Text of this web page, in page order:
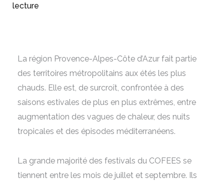
lecture
La région Provence-Alpes-Côte d’Azur fait partie
des territoires métropolitains aux étés les plus
chauds. Elle est, de surcroît, confrontée à des
saisons estivales de plus en plus extrêmes, entre
augmentation des vagues de chaleur, des nuits
tropicales et des épisodes méditerranéens.
La grande majorité des festivals du COFEES se
tiennent entre les mois de juillet et septembre. Ils